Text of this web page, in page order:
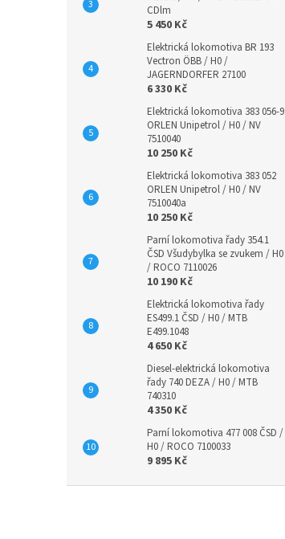
CDlm
5 450 Kč
Elektrická lokomotiva BR 193
Vectron ÖBB / H0 /
JAGERNDORFER 27100
6 330 Kč
Elektrická lokomotiva 383 056-9
ORLEN Unipetrol / H0 / NV
7510040
10 250 Kč
Elektrická lokomotiva 383 052
ORLEN Unipetrol / H0 / NV
7510040a
10 250 Kč
Parní lokomotiva řady 354.1
ČSD Všudybylka se zvukem / H0
/ ROCO 7110026
10 190 Kč
Elektrická lokomotiva řady
ES499.1 ČSD / H0 / MTB
E499.1048
4 650 Kč
Diesel-elektrická lokomotiva
řady 740 DEZA / H0 / MTB
740310
4 350 Kč
Parní lokomotiva 477 008 ČSD /
H0 / ROCO 7100033
9 895 Kč